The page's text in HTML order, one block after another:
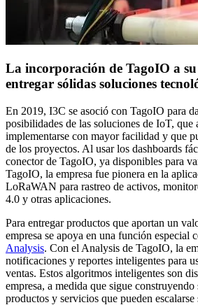
La incorporación de TagoIO a
entregar sólidas soluciones
En 2019, I3C se asoció con TagoIO para
posibilidades de las soluciones de IoT, que
implementarse con mayor facilidad y que
de los proyectos. Al usar los dashboards
conector de TagoIO, ya disponibles para
TagoIO, la empresa fue pionera en la
LoRaWAN para rastreo de activos,
4.0 y otras aplicaciones.
Para entregar productos que aportan un
empresa se apoya en una función especial
Analysis. Con el Analysis de TagoIO, la
notificaciones y reportes inteligentes para
ventas. Estos algoritmos inteligentes son
empresa, a medida que sigue
productos y servicios que pueden